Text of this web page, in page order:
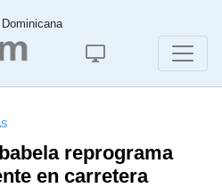
reprograma
en carretera